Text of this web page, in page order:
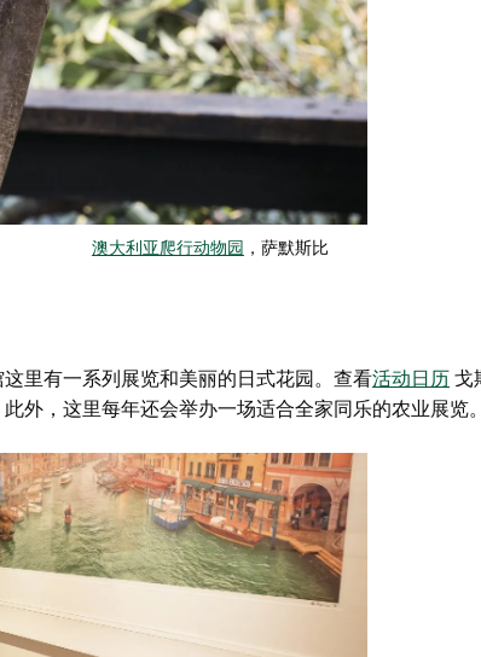
澳大利亚爬行动物园 ，萨默斯比
这里有一系列展览和美丽的日式花园。查看活动日历戈
外，这里每年还会举办一场适合全家同乐的农业展览。